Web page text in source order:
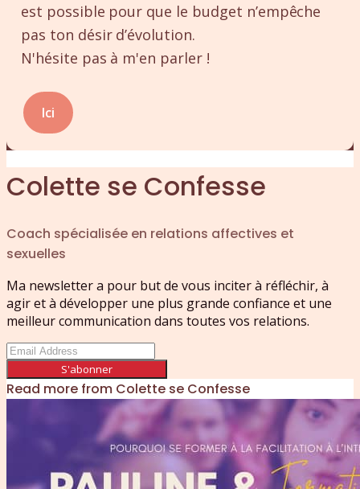
est possible pour que le budget n’empêche
pas ton désir d’évolution.
N'hésite pas à m'en parler !
Ici
Colette se Confesse
Coach spécialisée en relations affectives et
sexuelles
Ma newsletter a pour but de vous inciter à réfléchir, à
agir et à développer une plus grande confiance et une
meilleur communication dans toutes vos relations.
S'abonner
Read more from Colette se Confesse